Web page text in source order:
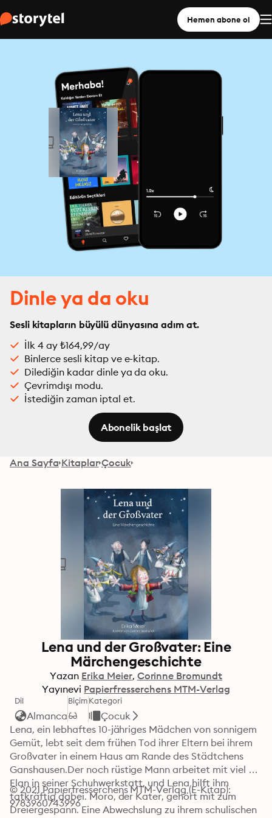
Hemen abone ol
Dinle ya da oku
Sesli kitapların büyülü dünyasına adım at.
İlk 4 ay ₺164,99/ay
Binlerce sesli kitap ve e-kitap.
Dilediğin kadar dinle ya da oku.
Çevrimdışı modu.
İstediğin zaman iptal et.
Abonelik başlat
Ana Sayfa Kitaplar Çocuk
Lena und der Großvater: Eine
Märchengeschichte
Yazan Erika Meier Corinne Bromundt
Yayınevi Papierfresserchens MTM-Verlag
Dil
Almanca
BiçimKategori
Çocuk
Lena, ein lebhaftes 10-jähriges Mädchen von sonnigem
Gemüt, lebt seit dem frühen Tod ihrer Eltern bei ihrem
Großvater in einem Haus am Rande des Städtchens
Ganshausen.Der noch rüstige Mann arbeitet mit viel
Elan in seiner Schuhwerkstatt, und Lena hilft ihm
tatkräftig dabei. Moro, der Kater, gehört mit zum
Dreiergespann. Eine Abwechslung zu ihrem schulischen
© 2021 Papierfresserchens MTM-Verlag (E-Kitap):
9783960743996